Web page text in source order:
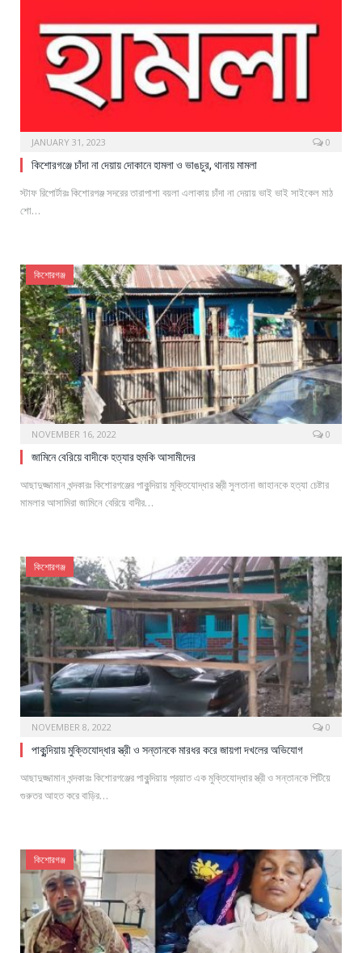
JANUARY 31, 2023 0
কিশোরগঞ্জে চাঁদা না দেয়ায় দোকানে হামলা ও ভাঙচুর, থানায় মামলা
স্টাফ রিপোর্টারঃ কিশোরগঞ্জ সদরের তারাপাশা বয়লা এলাকায় চাঁদা না দেয়ায় ভাই ভাই সাইকেল মাঠ
শো…
কিশোরগঞ্জ
NOVEMBER 16, 2022 0
জামিনে বেরিয়ে বাদীকে হত্যার হুমকি আসামীদের
আছাদুজ্জামান খন্দকারঃ কিশোরগঞ্জের পাকুন্দিয়ায় মুক্তিযোদ্ধার স্ত্রী সুলতানা জাহানকে হত্যা চেষ্টার
মামলার আসামিরা জামিনে বেরিয়ে বাদীর…
কিশোরগঞ্জ
NOVEMBER 8, 2022 0
পাকুন্দিয়ায় মুক্তিযোদ্ধার স্ত্রী ও সন্তানকে মারধর করে জায়গা দখলের অভিযোগ
আছাদুজ্জামান খন্দকারঃ কিশোরগঞ্জের পাকুন্দিয়ায় প্রয়াত এক মুক্তিযোদ্ধার স্ত্রী ও সন্তানকে পিটিয়ে
গুরুতর আহত করে বাড়ির…
কিশোরগঞ্জ